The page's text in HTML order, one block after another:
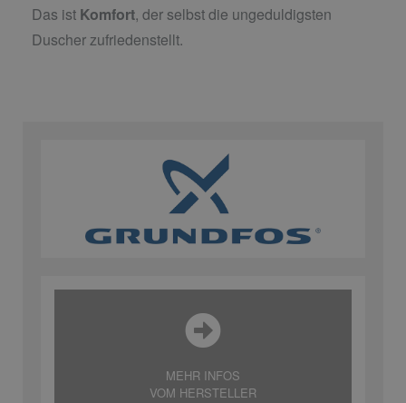
Das ist Komfort, der selbst die ungeduldigsten
Duscher zufriedenstellt.
MEHR INFOS
VOM HERSTELLER